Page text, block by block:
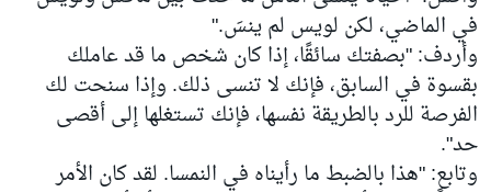
في الماضي، لكن لويس لم ينسَ."
وأردف: "بصفتك سائقًا، إذا كان شخص ما قد عاملك
بقسوة في السابق، فإنك لا تنسى ذلك. وإذا سنحت لك
الفرصة للرد بالطريقة نفسها، فإنك تستغلها إلى أقصى
حد".
وتابع: "هذا بالضبط ما رأيناه في النمسا. لقد كان الأمر